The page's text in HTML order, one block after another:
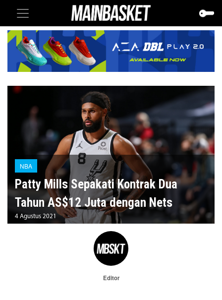
NBA
Patty Mills Sepakati Kontrak Dua
Tahun AS$12 Juta dengan Nets
4 Agustus 2021
Editor